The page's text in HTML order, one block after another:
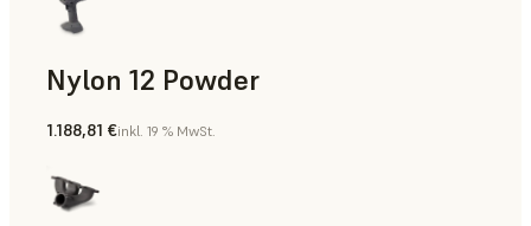
Nylon 12 Powder
Fertigungshilfsmittel, Rapid Tooling, Teile für die
1.188,81 €inkl. 19 % MwSt.